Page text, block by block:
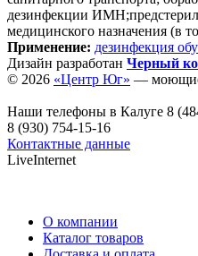
дезинфекции
медицинского назначения (в
Применение: дезинфекция
Дизайн разработан Черный
© 2026 «Центр Юг» — моющие
Наши телефоны в Калуге 8
8 (930) 754-15-16
Контактные данные
LiveInternet
О компании
Каталог товаров